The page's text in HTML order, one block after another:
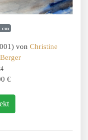
cm
von Christine
€